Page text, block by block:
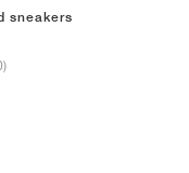
sneakers